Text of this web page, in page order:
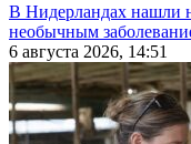
В Нидерландах нашли
необычным
6 августа 2026, 14:51